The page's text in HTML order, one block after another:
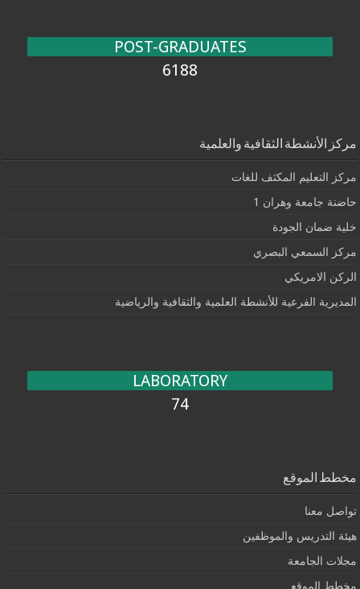
POST-GRADUATES
6188
مركز الأنشطة الثقافية والعلمية
مركز التعليم المكثف للغات
حاضنة جامعة وهران 1
خلية ضمان الجودة
مركز السمعي البصري
الركن الامريكي
المديرية الفرعية للأنشطة العلمية والثقافية والرياضية
LABORATORY
74
مخطط الموقع
تواصل معنا
هيئة التدريس والموظفين
مجلات الجامعة
مخطط الموقع